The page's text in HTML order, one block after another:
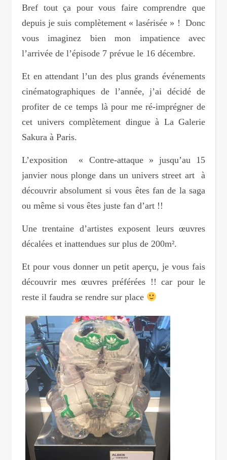
Bref tout ça pour vous faire comprendre que
depuis je suis complètement « lasérisée » ! Donc
vous imaginez bien mon impatience avec
l’arrivée de l’épisode 7 prévue le 16 décembre.
Et en attendant l’un des plus grands événements
cinématographiques de l’année, j’ai décidé de
profiter de ce temps là pour me ré-imprégner de
cet univers complètement dingue à La Galerie
Sakura à Paris.
L’exposition « Contre-attaque » jusqu’au 15
janvier nous plonge dans un univers street art à
découvrir absolument si vous êtes fan de la saga
ou même si vous êtes juste fan d’art !!
Une trentaine d’artistes exposent leurs œuvres
décalées et inattendues sur plus de 200m².
Et pour vous donner un petit aperçu, je vous fais
découvrir mes œuvres préférées !! car pour le
reste il faudra se rendre sur place